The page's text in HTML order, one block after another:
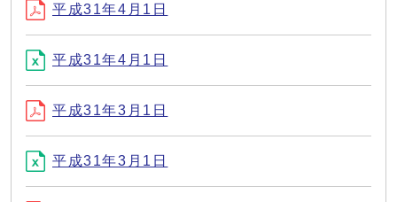
平成31年4月1日
平成31年4月1日
平成31年3月1日
平成31年3月1日